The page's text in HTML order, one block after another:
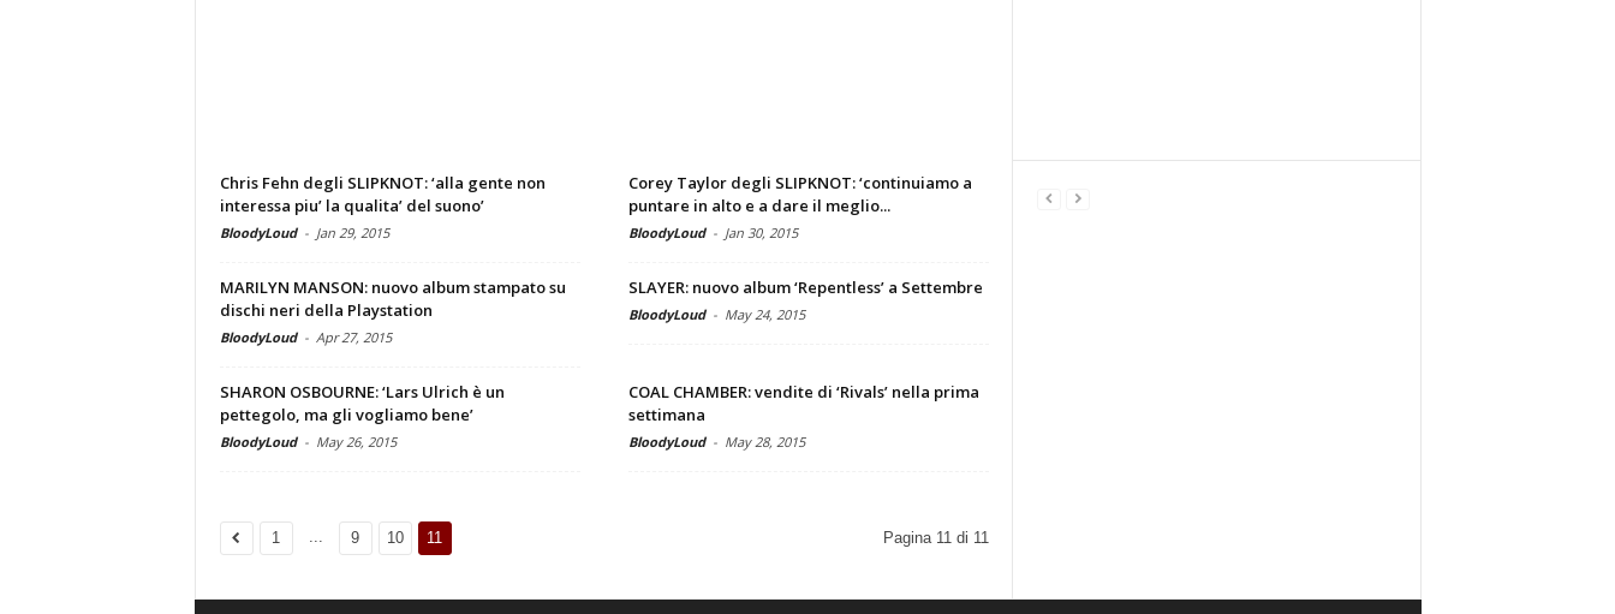
Chris Fehn degli SLIPKNOT: ‘alla gente non
interessa piu’ la qualita’ del suono’
BloodyLoud - Jan 29, 2015
Corey Taylor degli SLIPKNOT: ‘continuiamo a
puntare in alto e a dare il meglio...
BloodyLoud - Jan 30, 2015
MARILYN MANSON: nuovo album stampato su
dischi neri della Playstation
BloodyLoud - Apr 27, 2015
SLAYER: nuovo album ‘Repentless’ a Settembre
BloodyLoud - May 24, 2015
SHARON OSBOURNE: ‘Lars Ulrich è un
pettegolo, ma gli vogliamo bene’
BloodyLoud - May 26, 2015
COAL CHAMBER: vendite di ‘Rivals’ nella prima
settimana
BloodyLoud - May 28, 2015
1 ... 9 10 11 Pagina 11 di 11